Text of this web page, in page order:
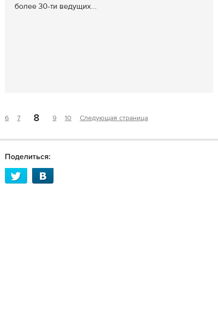
более 30-ти ведущих...
6 7 8 9 10 Следующая страница
Поделиться: